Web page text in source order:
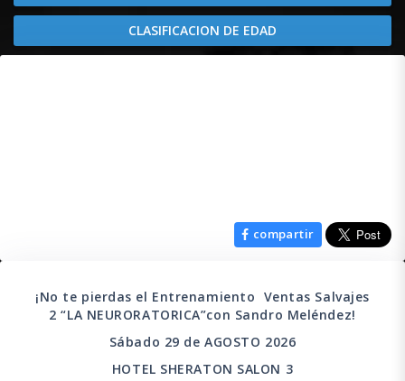
CLASIFICACION DE EDAD
compartir
¡No te pierdas el Entrenamiento Ventas Salvajes
2 “LA NEURORATORICA”con Sandro Meléndez!
Sábado 29 de AGOSTO 2026
HOTEL SHERATON SALON 3